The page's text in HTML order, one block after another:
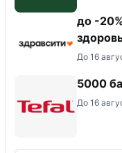
до -
До 16
5000
До 16